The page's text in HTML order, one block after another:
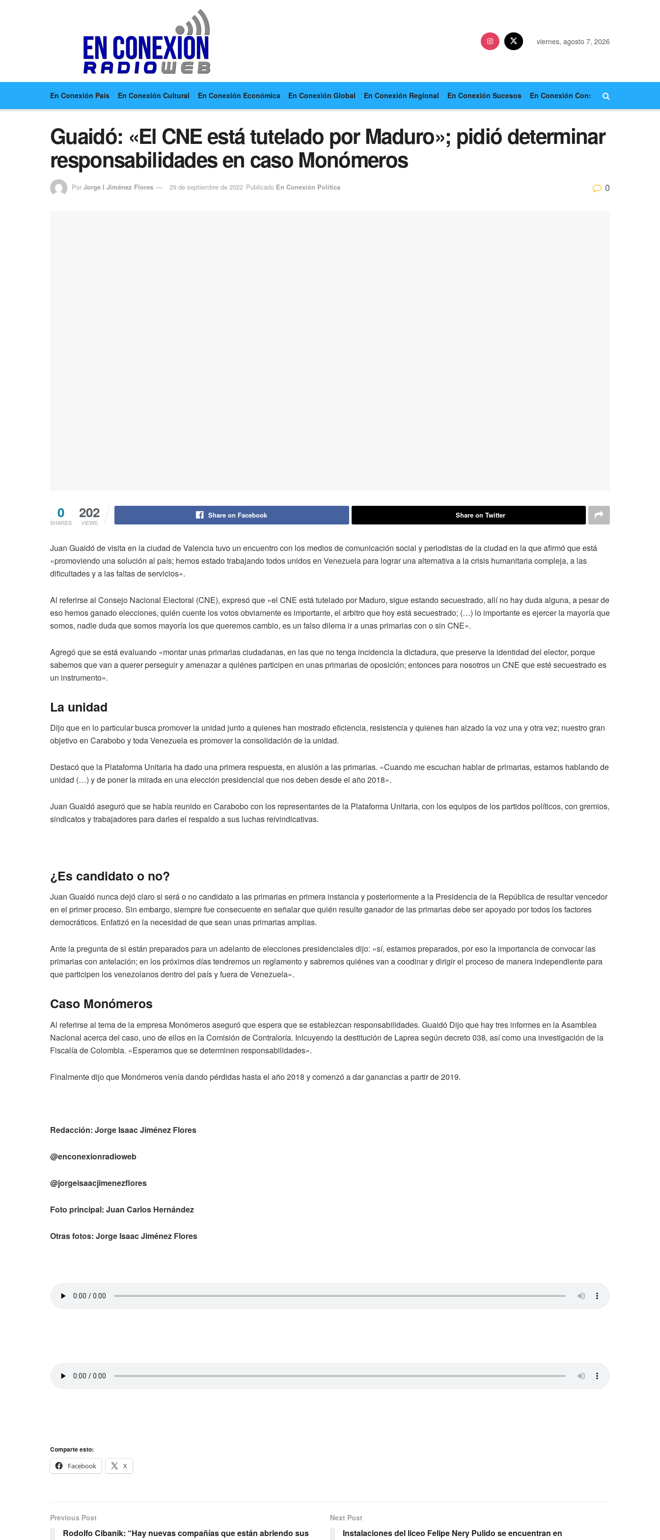
viernes, agosto 7, 2026
En Conexión País En Conexión Cultural En Conexión Económica En Conexión Global En Conexión Regional En Conexión Sucesos En Conexión Con:
Guaidó: «El CNE está tutelado por Maduro»; pidió determinar
responsabilidades en caso Monómeros
Por Jorge I Jiménez Flores 29 de septiembre de 2022 Publicado En Conexión Política 0
0
SHARES
202
VIEWS
Share on Facebook Share on Twitter
Juan Guaidó de visita en la ciudad de Valencia tuvo un encuentro con los medios de comunicación social y periodistas de la ciudad en la que afirmó que está
«promoviendo una solución al país; hemos estado trabajando todos unidos en Venezuela para lograr una alternativa a la crisis humanitaria compleja, a las
dificultades y a las faltas de servicios».
Al referirse al Consejo Nacional Electoral (CNE), expresó que «el CNE está tutelado por Maduro, sigue estando secuestrado, allí no hay duda alguna, a pesar de
eso hemos ganado elecciones, quién cuente los votos obviamente es importante, el arbitro que hoy está secuestrado; (…) lo importante es ejercer la mayoría que
somos, nadie duda que somos mayoría los que queremos cambio, es un falso dilema ir a unas primarias con o sin CNE».
Agregó que se está evaluando «montar unas primarias ciudadanas, en las que no tenga incidencia la dictadura, que preserve la identidad del elector, porque
sabemos que van a querer perseguir y amenazar a quiénes participen en unas primarias de oposición; entonces para nosotros un CNE que esté secuestrado es
un instrumento».
La unidad
Dijo que en lo particular busca promover la unidad junto a quienes han mostrado eficiencia, resistencia y quienes han alzado la voz una y otra vez; nuestro gran
objetivo en Carabobo y toda Venezuela es promover la consolidación de la unidad.
Destacó que la Plataforma Unitaria ha dado una primera respuesta, en alusión a las primarias. «Cuando me escuchan hablar de primarias, estamos hablando de
unidad (…) y de poner la mirada en una elección presidencial que nos deben desde el año 2018».
Juan Guaidó aseguró que se había reunido en Carabobo con los representantes de la Plataforma Unitaria, con los equipos de los partidos políticos, con gremios,
sindicatos y trabajadores para darles el respaldo a sus luchas reivindicativas.
¿Es candidato o no?
Juan Guaidó nunca dejó claro si será o no candidato a las primarias en primera instancia y posteriormente a la Presidencia de la República de resultar vencedor
en el primer proceso. Sin embargo, siempre fue consecuente en señalar que quién resulte ganador de las primarias debe ser apoyado por todos los factores
democráticos. Enfatizó en la necesidad de que sean unas primarias amplias.
Ante la pregunta de si están preparados para un adelanto de elecciones presidenciales dijo: «sí, estamos preparados, por eso la importancia de convocar las
primarias con antelación; en los próximos días tendremos un reglamento y sabremos quiénes van a coodinar y dirigir el proceso de manera independiente para
que participen los venezolanos dentro del país y fuera de Venezuela».
Caso Monómeros
Al referirse al tema de la empresa Monómeros aseguró que espera que se establezcan responsabilidades. Guaidó Dijo que hay tres informes en la Asamblea
Nacional acerca del caso, uno de ellos en la Comisión de Contraloría. Inlcuyendo la destitución de Laprea según decreto 038, así como una investigación de la
Fiscalía de Colombia. «Esperamos que se determinen responsabilidades».
Finalmente dijo que Monómeros venía dando pérdidas hasta el año 2018 y comenzó a dar ganancias a partir de 2019.
Redacción: Jorge Isaac Jiménez Flores
@enconexionradioweb
@jorgeisaacjimenezflores
Foto principal: Juan Carlos Hernández
Otras fotos: Jorge Isaac Jiménez Flores
Comparte esto:
Facebook
X
Previous Post
Rodolfo Cibanik: “Hay nuevas compañías que están abriendo sus
Next Post
Instalaciones del liceo Felipe Nery Pulido se encuentran en